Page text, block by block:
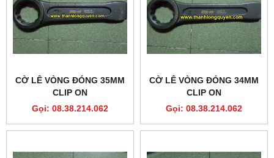
CỜ LÊ VÒNG ĐÓNG 35MM
CLIP ON
Gọi: 08.38.214.062
CỜ LÊ VÒNG ĐÓNG 34MM
CLIP ON
Gọi: 08.38.214.062